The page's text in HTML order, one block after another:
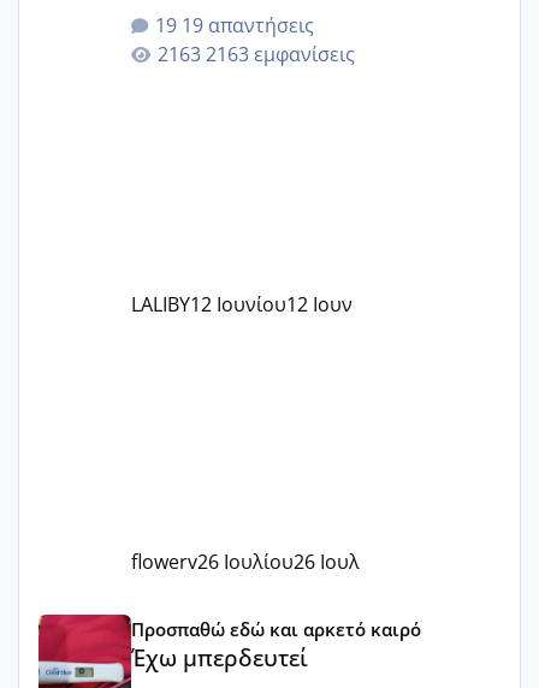
που μείνατε ευχαριστημένες και είχατε
επιιτυχία? έκανα στο υγεία με τον
ζερβομανωλάκη (δεν το εψαξε καθόλου
19 απαντήσεις
2163 εμφανίσεις
LALIBY12 Ιουνίου12 Ιουν
flowerv26 Ιουλίου26 Ιουλ
Έχω μπερδευτεί
Προσπαθώ εδώ και αρκετό καιρό
Έχω μπερδευτεί